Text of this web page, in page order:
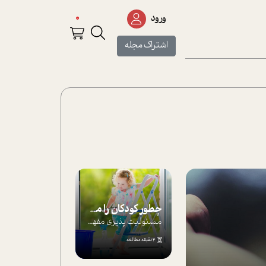
ورود
اشتراک مجله
0
چطور کودکان را مسئولیت‌پذیر بار بیاورید؟
مسئولیت پذیری مفهومی ا ست که هر چه کودکت...
4 دقیقه مطالعه